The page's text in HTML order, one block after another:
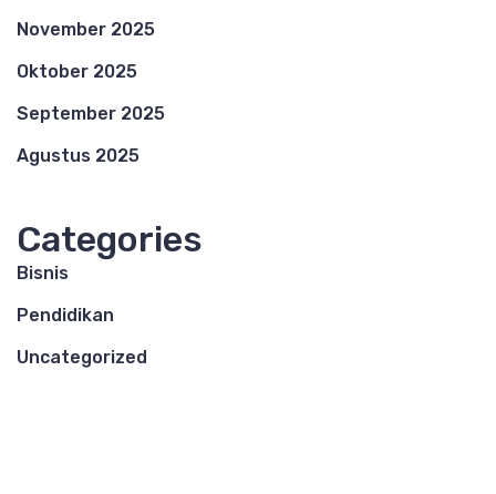
November 2025
Oktober 2025
September 2025
Agustus 2025
Categories
Bisnis
Pendidikan
Uncategorized